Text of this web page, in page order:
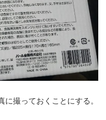
撮っておくことにする。